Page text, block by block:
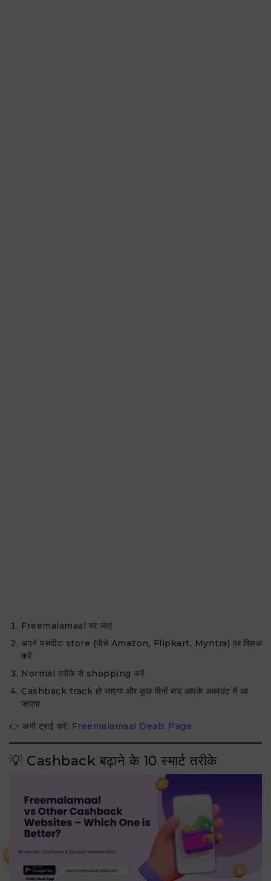
Freemalamaal पर जाएं
अपने पसंदीदा store (जैसे Amazon, Flipkart, Myntra) पर क्लिक
करें
Normal तरीके से shopping करें
Cashback track हो जाएगा और कुछ दिनों बाद आपके अकाउंट में आ
जाएगा
👉 अभी ट्राई करें: Freemalamaal Deals Page
💡 Cashback बढ़ाने के 10 स्मार्ट तरीके